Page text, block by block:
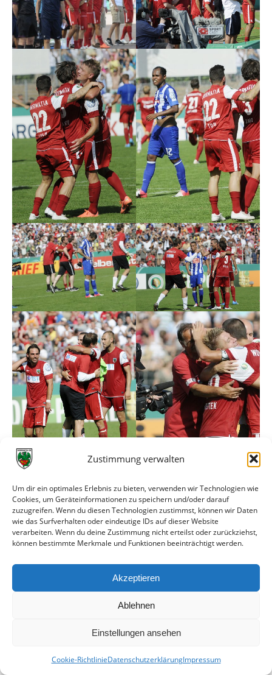
Zustimmung verwalten
Um dir ein optimales Erlebnis zu bieten, verwenden wir Technologien wie
Cookies, um Geräteinformationen zu speichern und/oder darauf
zuzugreifen. Wenn du diesen Technologien zustimmst, können wir Daten
wie das Surfverhalten oder eindeutige IDs auf dieser Website
verarbeiten. Wenn du deine Zustimmung nicht erteilst oder zurückziehst,
können bestimmte Merkmale und Funktionen beeinträchtigt werden.
Akzeptieren
Ablehnen
Einstellungen ansehen
Cookie-RichtlinieDatenschutzerklärungImpressum